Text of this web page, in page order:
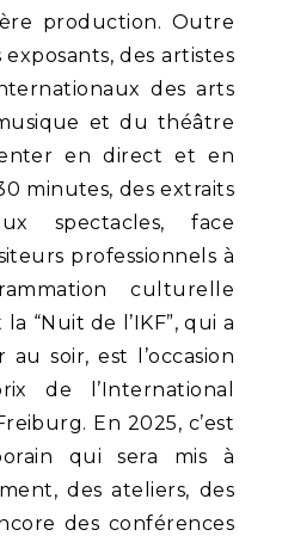
production. Outre
exposants, des artistes
des arts
et du théâtre
en direct et en
minutes, des extraits
spectacles, face
professionnels à
culturelle
“Nuit de l’IKF”, qui a
soir, est l’occasion
de l’International
En 2025, c’est
qui sera mis à
des ateliers, des
des conférences